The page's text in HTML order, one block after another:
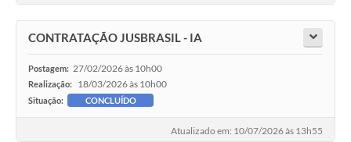
CONTRATAÇÃO JUSBRASIL - IA
Postagem: 27/02/2026 às 10h00
Realização: 18/03/2026 às 10h00
Situação: CONCLUÍDO
Atualizado em: 10/07/2026 às 13h55